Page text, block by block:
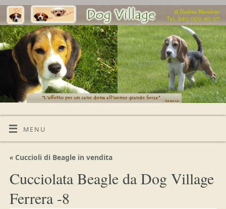
MENU
«Cuccioli di Beagle in vendita
Cucciolata Beagle da Dog Village
Ferrera -8